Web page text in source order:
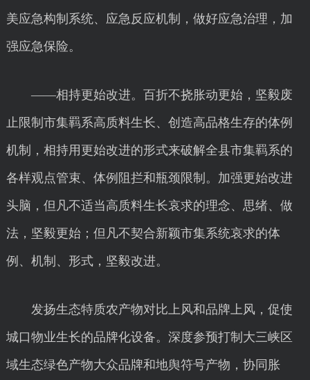
美应急构制系统、应急反应机制，做好应急治理，加
强应急保险。
——相持更始改进。百折不挠胀动更始，坚毅废
止限制市集羁系高质料生长、创造高品格生存的体例
机制，相持用更始改进的形式来破解全县市集羁系的
各样观点管束、体例阻拦和瓶颈限制。加强更始改进
头脑，但凡不适当高质料生长哀求的理念、思绪、做
法，坚毅更始；但凡不契合新颖市集系统哀求的体
例、机制、形式，坚毅改进。
发扬生态特质农产物对比上风和品牌上风，促使
城口物业生长的品牌化设备。深度参预打制大三峡区
域生态绿色产物大众品牌和地舆符号产物，协同胀